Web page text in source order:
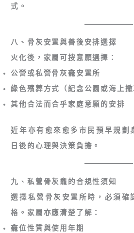
式。
八、骨灰安置與善後安排選擇
火化後，家屬可按意願選擇：
公營或私營骨灰龕安置所
綠色殯葬方式（紀念公園或海上撒
其他合法而合乎家庭意願的安排
近年亦有愈來愈多市民預早規劃
日後的心理與決策負擔。
九、私營骨灰龕的合規性須知
選擇私營骨灰安置所時，必須確
格。家屬亦應清楚了解：
龕位性質與使用年期